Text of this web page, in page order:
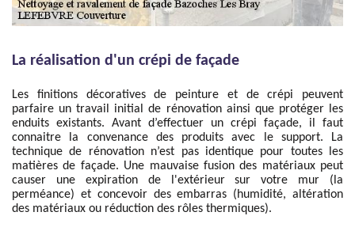
La réalisation d'un crépi de façade
Les finitions décoratives de peinture et de crépi peuvent
parfaire un travail initial de rénovation ainsi que protéger les
enduits existants. Avant d’effectuer un crépi façade, il faut
connaitre la convenance des produits avec le support. La
technique de rénovation n’est pas identique pour toutes les
matières de façade. Une mauvaise fusion des matériaux peut
causer une expiration de l'extérieur sur votre mur (la
perméance) et concevoir des embarras (humidité, altération
des matériaux ou réduction des rôles thermiques).